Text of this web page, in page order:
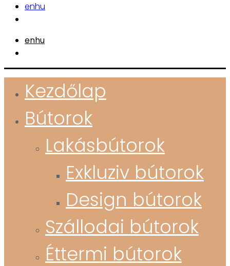
enhu
enhu
Kezdőlap
Bútorok
Lakásbútorok
Exkluziv bútorok
Design bútorok
Szállodai bútorok
Éttermi bútorok